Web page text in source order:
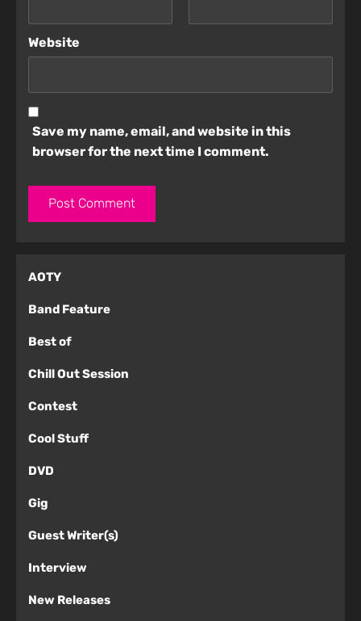
Website
Save my name, email, and website in this
browser for the next time I comment.
AOTY
Band Feature
Best of
Chill Out Session
Contest
Cool Stuff
DVD
Gig
Guest Writer(s)
Interview
New Releases